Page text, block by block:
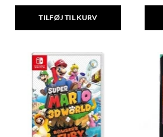
TILFØJ TIL KURV